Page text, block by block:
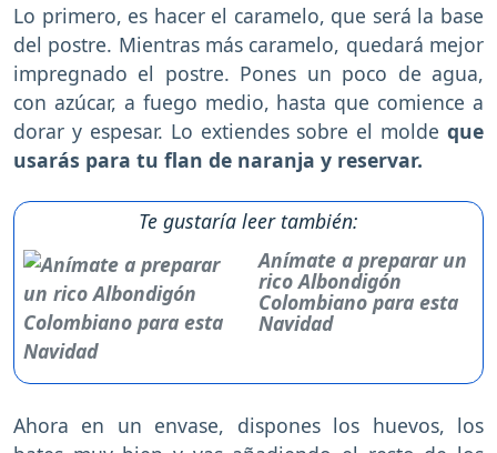
Lo primero, es hacer el caramelo, que será la base
del postre. Mientras más caramelo, quedará mejor
impregnado el postre. Pones un poco de agua,
con azúcar, a fuego medio, hasta que comience a
dorar y espesar. Lo extiendes sobre el molde que
usarás para tu flan de naranja y reservar.
Te gustaría leer también:
Anímate a preparar un
rico Albondigón
Colombiano para esta
Navidad
Ahora en un envase, dispones los huevos, los